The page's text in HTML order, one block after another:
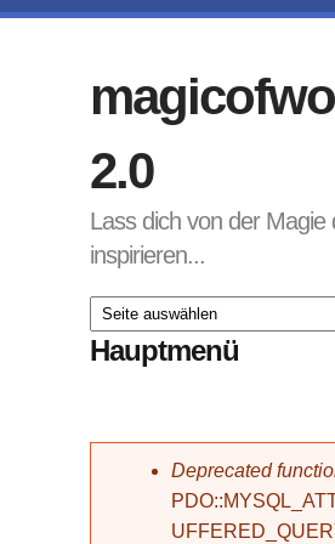
2.0
Lass dich von der Magie
inspirieren...
Hauptmenü
Deprecated